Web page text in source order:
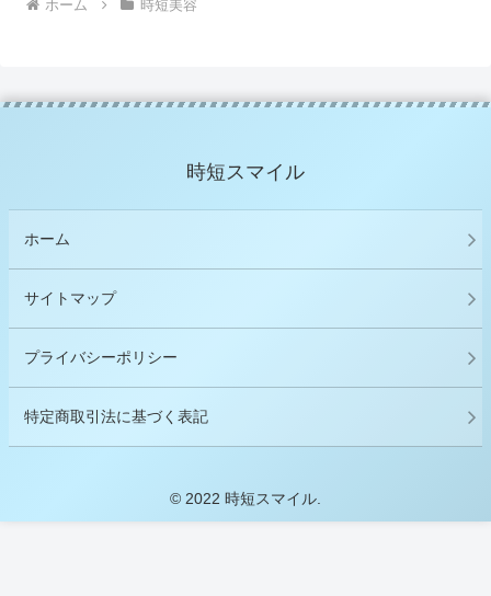
ホーム 時短美容
時短スマイル
ホーム
サイトマップ
プライバシーポリシー
特定商取引法に基づく表記
© 2022 時短スマイル.